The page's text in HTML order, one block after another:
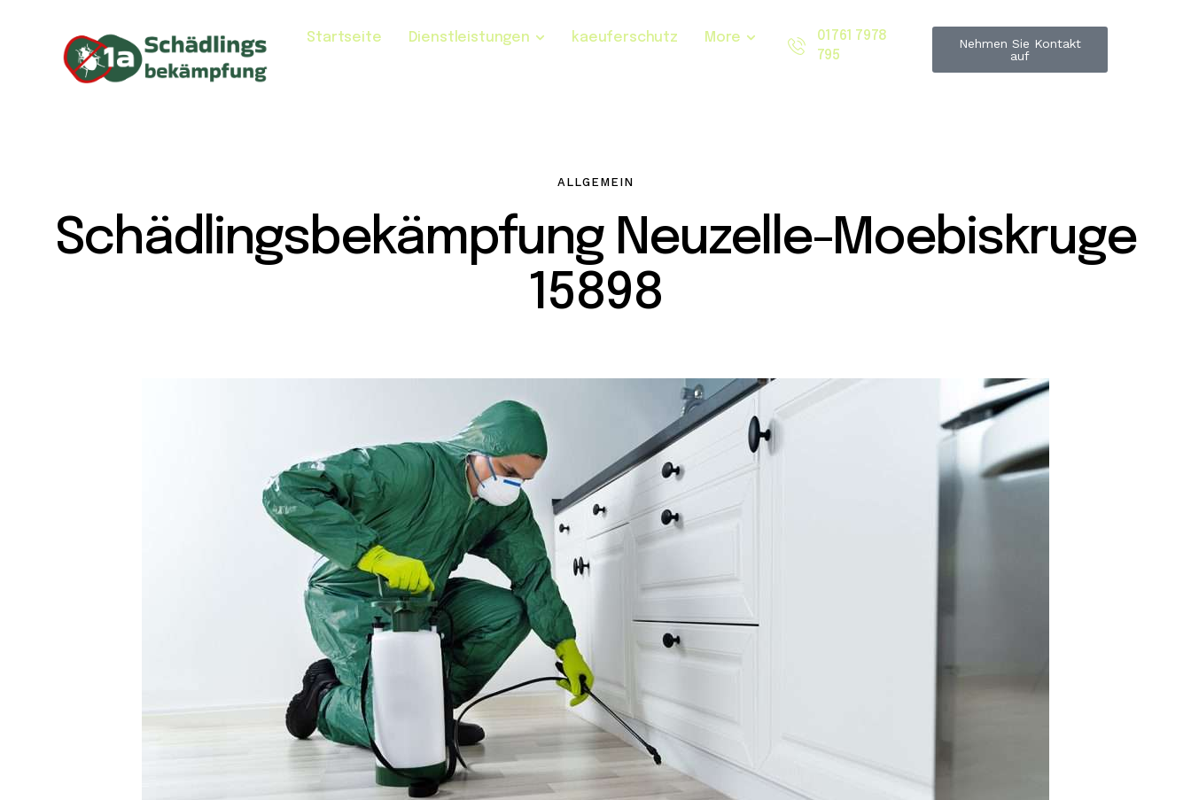
Startseite Dienstleistungen kaeuferschutz More
01761 7978
795
Nehmen Sie Kontakt
auf
ALLGEMEIN
Schädlingsbekämpfung Neuzelle-Moebiskruge
15898